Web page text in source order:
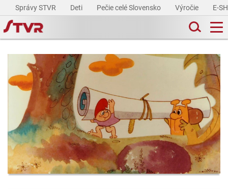
Správy STVR Deti Pečie celé Slovensko Výročie E-